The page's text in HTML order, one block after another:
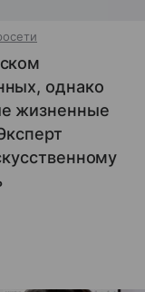
однако
жизненные